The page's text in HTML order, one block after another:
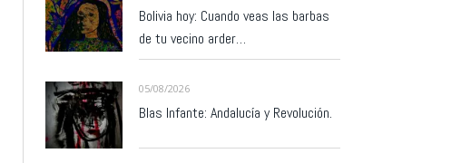
Bolivia hoy: Cuando veas las barbas
de tu vecino arder…
05/08/2026
Blas Infante: Andalucía y Revolución.